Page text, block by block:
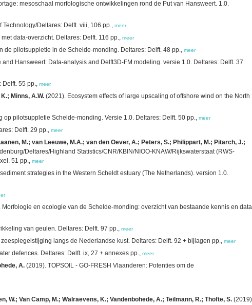
mesoschaal morfologische ontwikkelingen rond de Put van Hansweert. 1.0.
Deltares: Delft. viii, 106 pp., meer
data-overzicht. Deltares: Delft. 116 pp., meer
de pilotsuppletie in de Schelde-monding. Deltares: Delft. 48 pp., meer
Hansweert: Data-analysis and Delft3D-FM modeling. versie 1.0. Deltares: Delft. 37
55 pp., meer
Minns, A.W. (2021). Ecosystem effects of large upscaling of offshore wind on the North
pilotsuppletie Schelde-monding. Versie 1.0. Deltares: Delft. 50 pp., meer
Delft. 29 pp., meer
M.; van Leeuwe, M.A.; van den Oever, A.; Peters, S.; Philippart, M.; Pitarch, J.;
Deltares/Highland Statistics/CNR/KBIN/NIOO-KNAW/Rijkswaterstaat (RWS-
51 pp., meer
strategies in the Western Scheldt estuary (The Netherlands). version 1.0.
Morfologie en ecologie van de Schelde-monding: overzicht van bestaande kennis en
van geulen. Deltares: Delft. 97 pp., meer
langs de Nederlandse kust. Deltares: Delft. 92 + bijlagen pp., meer
defences. Deltares: Delft. ix, 27 + annexes pp., meer
A. (2019). TOPSOIL - GO-FRESH Vlaanderen: Potenties om de
W.; Van Camp, M.; Walraevens, K.; Vandenbohede, A.; Teilmann, R.; Thofte, S.